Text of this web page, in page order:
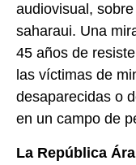
audiovisual,
saharaui. Una
45 años de
las víctimas de
desaparecidas o
en un campo de
La República